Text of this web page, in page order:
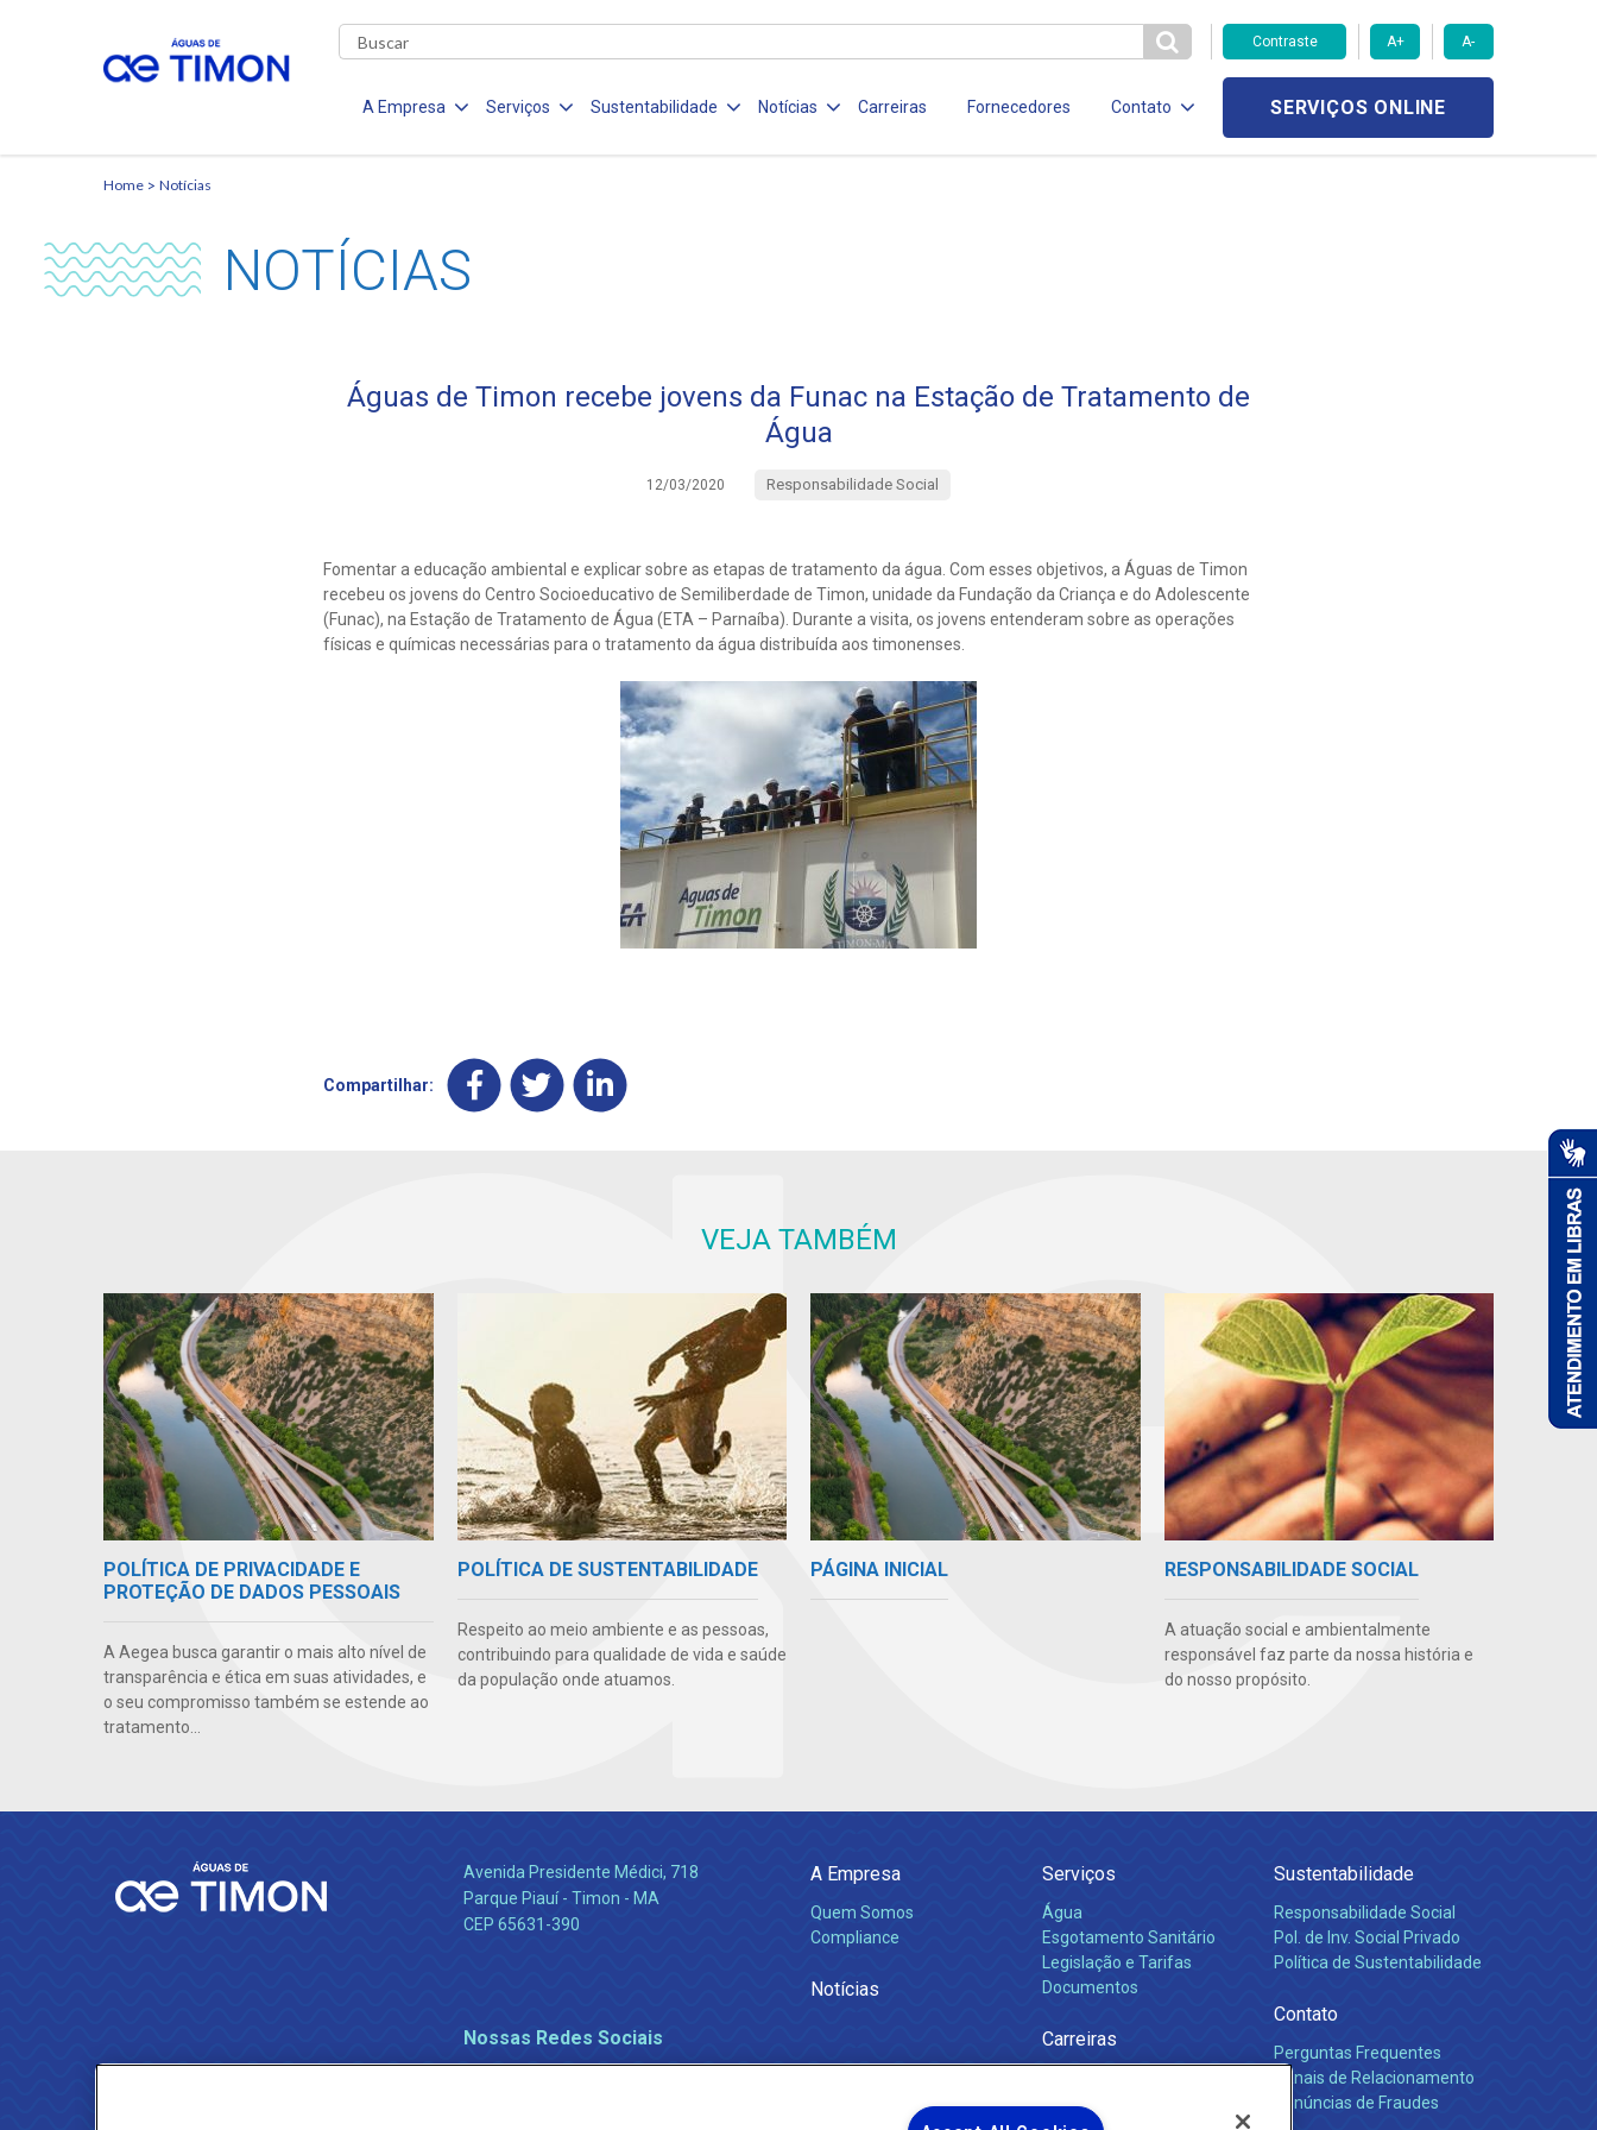
Contraste A+ A-
A Empresa Serviços Sustentabilidade Notícias Carreiras Fornecedores Contato SERVIÇOS ONLINE
Home Notícias
NOTÍCIAS
Águas de Timon recebe jovens da Funac na Estação de Tratamento de
Água
12/03/2020 Responsabilidade Social
Fomentar a educação ambiental e explicar sobre as etapas de tratamento da água. Com esses objetivos, a Águas de Timon
recebeu os jovens do Centro Socioeducativo de Semiliberdade de Timon, unidade da Fundação da Criança e do Adolescente
(Funac), na Estação de Tratamento de Água (ETA – Parnaíba). Durante a visita, os jovens entenderam sobre as operações
físicas e químicas necessárias para o tratamento da água distribuída aos timonenses.
Compartilhar:
VEJA TAMBÉM
POLÍTICA DE PRIVACIDADE E
PROTEÇÃO DE DADOS PESSOAIS
A Aegea busca garantir o mais alto nível de
transparência e ética em suas atividades, e
o seu compromisso também se estende ao
tratamento...
POLÍTICA DE SUSTENTABILIDADE
Respeito ao meio ambiente e as pessoas,
contribuindo para qualidade de vida e saúde
da população onde atuamos.
PÁGINA INICIAL RESPONSABILIDADE SOCIAL
A atuação social e ambientalmente
responsável faz parte da nossa história e
do nosso propósito.
Avenida Presidente Médici, 718
Parque Piauí - Timon - MA
CEP 65631-390
Nossas Redes Sociais
A Empresa
Quem Somos
Compliance
Notícias
Serviços
Água
Esgotamento Sanitário
Legislação e Tarifas
Documentos
Carreiras
Sustentabilidade
Responsabilidade Social
Pol. de Inv. Social Privado
Política de Sustentabilidade
Contato
Perguntas Frequentes
Canais de Relacionamento
Denúncias de Fraudes